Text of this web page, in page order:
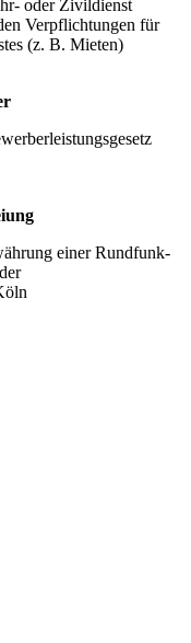
oder Zivildienst
Verpflichtungen für
(z. B. Mieten)
einer Rundfunk-